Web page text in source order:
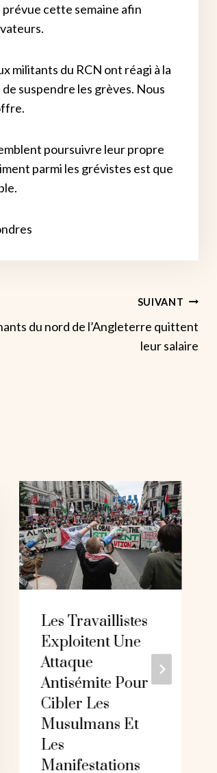
cette semaine afin
militants du RCN ont réagi à la
de suspendre les grèves. Nous
poursuivre leur propre
parmi les grévistes est que
SUIVANT
du nord de l’Angleterre quittent
leur salaire
Les Travaillistes
Exploitent Une
Attaque
Antisémite Pour
Cibler Les
Musulmans Et
Les
Manifestations